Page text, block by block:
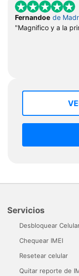
Fernandoe de
"Magnifico y a la
Servicios
Desbloquear
Chequear IMEI
Resetear celular
Quitar reporte de